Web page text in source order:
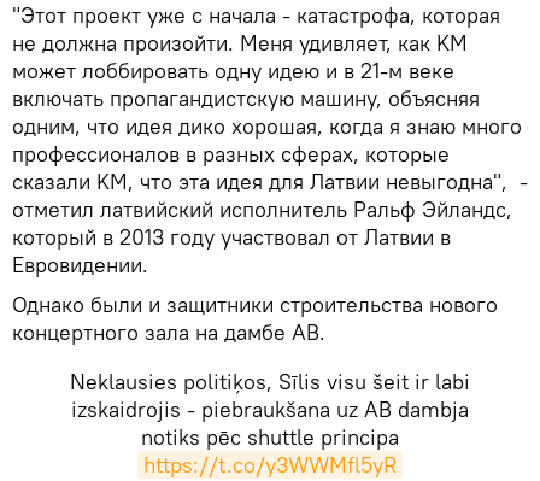
​"Этот проект уже с начала - катастрофа, которая
не должна произойти. Меня удивляет, как KM
может лоббировать одну идею и в 21-м веке
включать пропагандистскую машину, объясняя
одним, что идея дико хорошая, когда я знаю много
профессионалов в разных сферах, которые
сказали KM, что эта идея для Латвии невыгодна", -
отметил латвийский исполнитель Ральф Эйландс,
который в 2013 году участвовал от Латвии в
Евровидении.
Однако были и защитники строительства нового
концертного зала на дамбе AB.
Neklausies politiķos, Sīlis visu šeit ir labi
izskaidrojis - piebraukšana uz AB dambja
notiks pēc shuttle principa
https://t.co/y3WWMfl5yR